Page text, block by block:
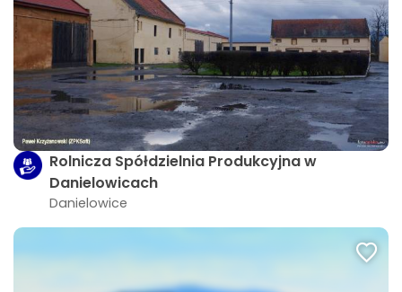
Rolnicza Spółdzielnia Produkcyjna w
Danielowicach
Danielowice